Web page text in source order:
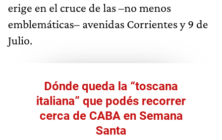
erige en el cruce de las –no menos
emblemáticas– avenidas Corrientes y 9 de
Julio.
Dónde queda la “toscana
italiana” que podés recorrer
cerca de CABA en Semana
Santa